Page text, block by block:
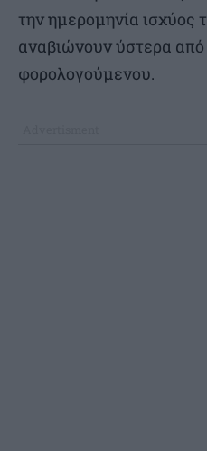
την ημερομηνία ισχύος
αναβιώνουν ύστερα από
φορολογούμενου.